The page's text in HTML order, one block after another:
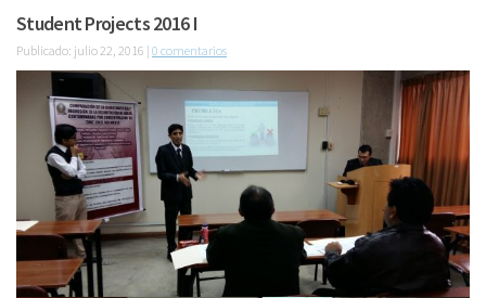
Student Projects 2016 I
Publicado: julio 22, 2016 | 0 comentarios